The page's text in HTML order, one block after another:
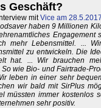
Geschäft?
mitVice am 28.5.2017
haben 9 Millionen
mehr Lebensmittel. ...
zu entwickeln. Die
hat. ... Wir brauchen
wie Bio- und Fairtrade-
leben in einer sehr
wir bald mit SirPlus
müssten immer
sehr positiv.